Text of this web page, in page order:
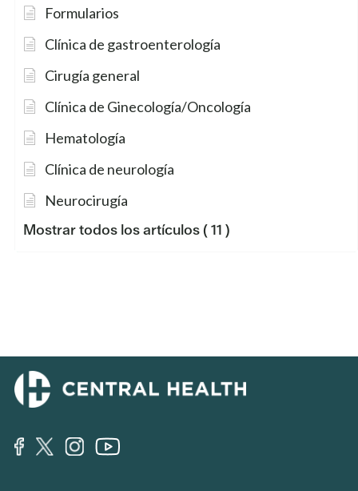
Formularios
Clínica de gastroenterología
Cirugía general
Clínica de Ginecología/Oncología
Hematología
Clínica de neurología
Neurocirugía
Mostrar todos los artículos( 11 )